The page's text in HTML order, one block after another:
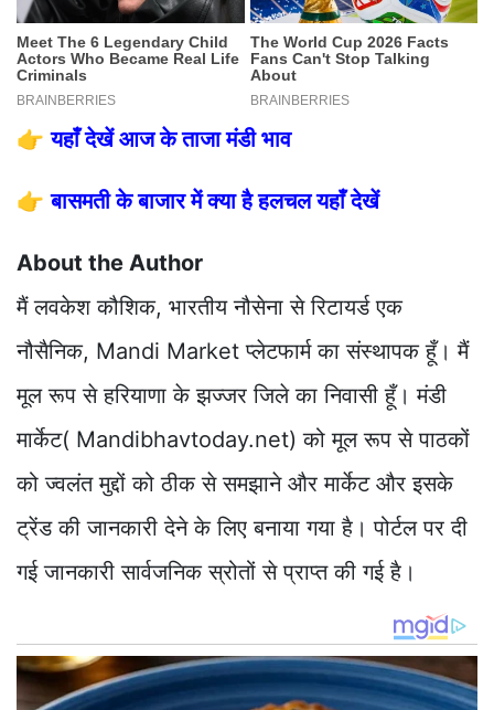
👉यहाँ देखें आज के ताजा मंडी भाव
👉बासमती के बाजार में क्या है हलचल यहाँ देखें
About the Author
मैं लवकेश कौशिक, भारतीय नौसेना से रिटायर्ड एक
नौसैनिक, Mandi Market प्लेटफार्म का संस्थापक हूँ। मैं
मूल रूप से हरियाणा के झज्जर जिले का निवासी हूँ। मंडी
मार्केट( Mandibhavtoday.net) को मूल रूप से पाठकों
को ज्वलंत मुद्दों को ठीक से समझाने और मार्केट और इसके
ट्रेंड की जानकारी देने के लिए बनाया गया है। पोर्टल पर दी
गई जानकारी सार्वजनिक स्रोतों से प्राप्त की गई है।